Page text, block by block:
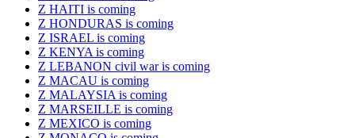
Z HAITI is coming
Z HONDURAS is coming
Z ISRAEL is coming
Z KENYA is coming
Z LEBANON civil war is coming
Z MACAU is coming
Z MALAYSIA is coming
Z MARSEILLE is coming
Z MEXICO is coming